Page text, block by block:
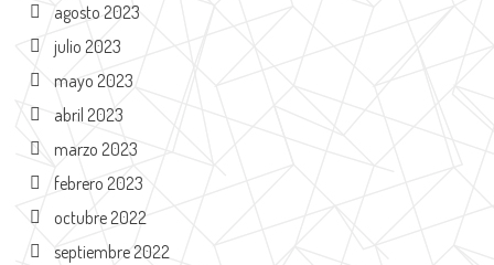
agosto 2023
julio 2023
mayo 2023
abril 2023
marzo 2023
febrero 2023
octubre 2022
septiembre 2022